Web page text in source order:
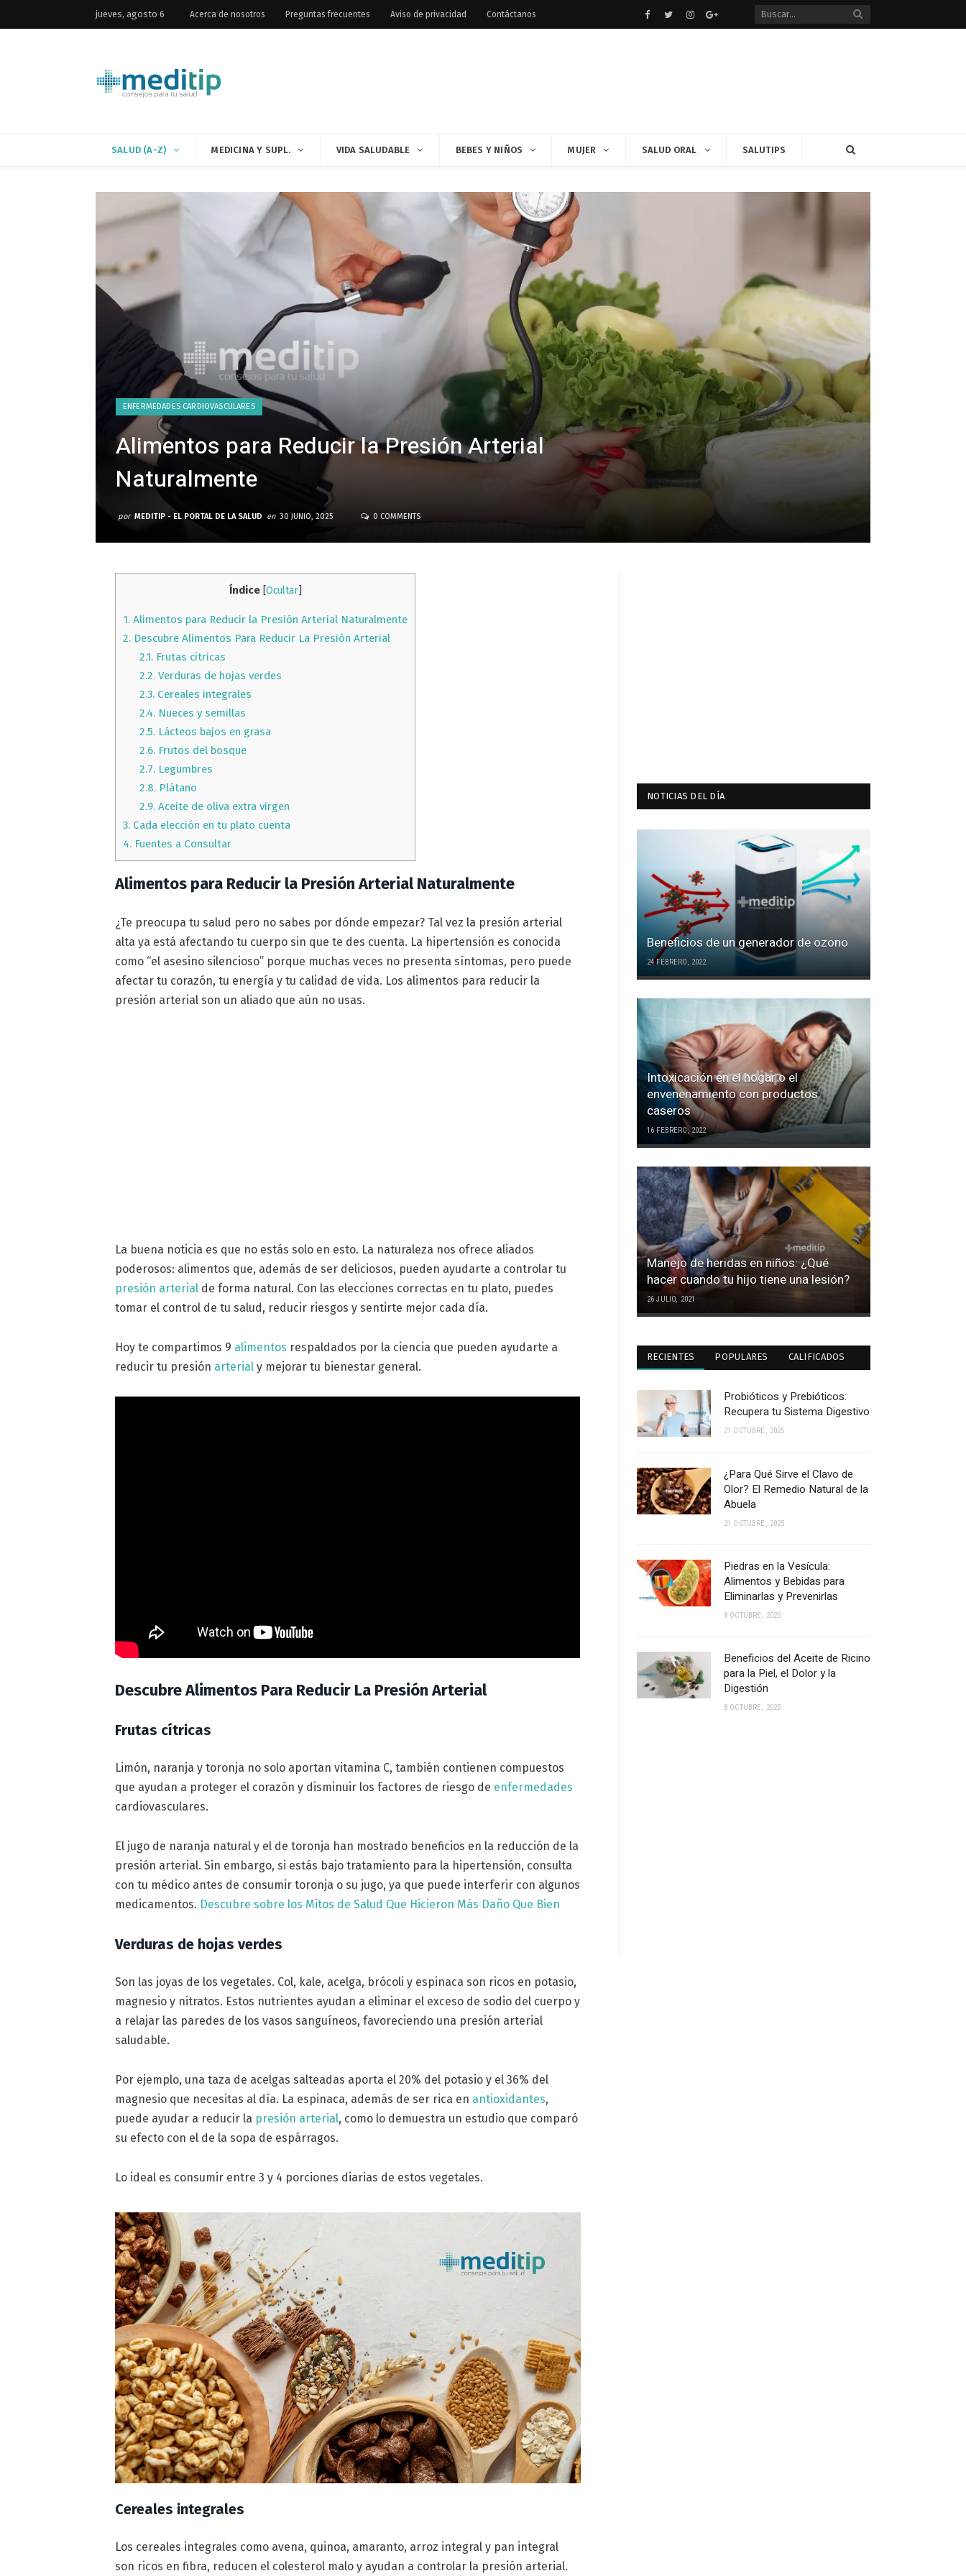
jueves, agosto 6 Acerca de nosotros Preguntas frecuentes Aviso de privacidad Contáctanos Facebook
TwitterinstagramGoogle+
SALUD (A-Z) MEDICINA Y SUPL. VIDA SALUDABLE BEBES Y NIÑOS MUJER SALUD ORAL SALUTIPS
ENFERMEDADES CARDIOVASCULARES
Alimentos para Reducir la Presión Arterial
Naturalmente
por MEDITIP - EL PORTAL DE LA SALUD en 30 JUNIO, 2025 0 COMMENTS
Índice Ocultar]
1. Alimentos para Reducir la Presión Arterial Naturalmente
2. Descubre Alimentos Para Reducir La Presión Arterial
2.1. Frutas cítricas
2.2. Verduras de hojas verdes
2.3. Cereales integrales
2.4. Nueces y semillas
2.5. Lácteos bajos en grasa
2.6. Frutos del bosque
2.7. Legumbres
2.8. Plátano
2.9. Aceite de oliva extra virgen
3. Cada elección en tu plato cuenta
4. Fuentes a Consultar
Alimentos para Reducir la Presión Arterial Naturalmente
¿Te preocupa tu salud pero no sabes por dónde empezar? Tal vez la presión arterial
alta ya está afectando tu cuerpo sin que te des cuenta. La hipertensión es conocida
como “el asesino silencioso” porque muchas veces no presenta síntomas, pero puede
afectar tu corazón, tu energía y tu calidad de vida. Los alimentos para reducir la
presión arterial son un aliado que aún no usas.
La buena noticia es que no estás solo en esto. La naturaleza nos ofrece aliados
poderosos: alimentos que, además de ser deliciosos, pueden ayudarte a controlar tu
presión arterial de forma natural. Con las elecciones correctas en tu plato, puedes
tomar el control de tu salud, reducir riesgos y sentirte mejor cada día.
Hoy te compartimos 9 alimentos respaldados por la ciencia que pueden ayudarte a
reducir tu presión arterial y mejorar tu bienestar general.
Descubre Alimentos Para Reducir La Presión Arterial
Frutas cítricas
Limón, naranja y toronja no solo aportan vitamina C, también contienen compuestos
que ayudan a proteger el corazón y disminuir los factores de riesgo de enfermedades
cardiovasculares.
El jugo de naranja natural y el de toronja han mostrado beneficios en la reducción de la
presión arterial. Sin embargo, si estás bajo tratamiento para la hipertensión, consulta
con tu médico antes de consumir toronja o su jugo, ya que puede interferir con algunos
medicamentos. Descubre sobre los Mitos de Salud Que Hicieron Más Daño Que Bien
Verduras de hojas verdes
Son las joyas de los vegetales. Col, kale, acelga, brócoli y espinaca son ricos en potasio,
magnesio y nitratos. Estos nutrientes ayudan a eliminar el exceso de sodio del cuerpo y
a relajar las paredes de los vasos sanguíneos, favoreciendo una presión arterial
saludable.
Por ejemplo, una taza de acelgas salteadas aporta el 20% del potasio y el 36% del
magnesio que necesitas al día. La espinaca, además de ser rica en antioxidantes,
puede ayudar a reducir la presión arterial, como lo demuestra un estudio que comparó
su efecto con el de la sopa de espárragos.
Lo ideal es consumir entre 3 y 4 porciones diarias de estos vegetales.
Cereales integrales
Los cereales integrales como avena, quinoa, amaranto, arroz integral y pan integral
son ricos en fibra, reducen el colesterol malo y ayudan a controlar la presión arterial.
NOTICIAS DEL DÍA
Beneficios de un generador de ozono
24 FEBRERO, 2022
Intoxicación en el hogar o el
envenenamiento con productos
caseros
16 FEBRERO, 2022
Manejo de heridas en niños: ¿Qué
hacer cuando tu hijo tiene una lesión?
26 JULIO, 2021
RECIENTES POPULARES CALIFICADOS
Probióticos y Prebióticos:
Recupera tu Sistema Digestivo
21 OCTUBRE, 2025
¿Para Qué Sirve el Clavo de
Olor? El Remedio Natural de la
Abuela
21 OCTUBRE, 2025
Piedras en la Vesícula:
Alimentos y Bebidas para
Eliminarlas y Prevenirlas
8 OCTUBRE, 2025
Beneficios del Aceite de Ricino
para la Piel, el Dolor y la
Digestión
8 OCTUBRE, 2025